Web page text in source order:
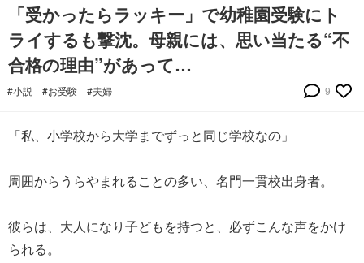
「受かったらラッキー」で幼稚園受験にト
ライするも撃沈。母親には、思い当たる“不
合格の理由”があって…
#小説 #お受験 #夫婦 9
「私、小学校から大学までずっと同じ学校なの」
周囲からうらやまれることの多い、名門一貫校出身者。
彼らは、大人になり子どもを持つと、必ずこんな声をかけ
られる。